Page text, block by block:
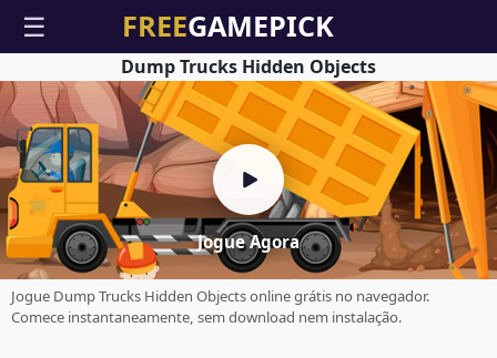
☰
Jogue Agora
Dump Trucks Hidden Objects
Jogue Dump Trucks Hidden Objects online grátis no navegador.
Comece instantaneamente, sem download nem instalação.